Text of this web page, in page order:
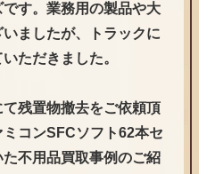
す。業務用の製品や大
ましたが、トラックに
ただきました。
残置物撤去をご依頼頂
コンSFCソフト62本セ
不用品買取事例のご紹